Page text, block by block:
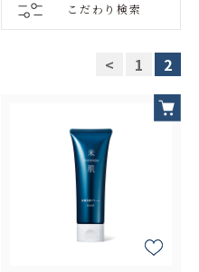
こだわり検索
< 1 2